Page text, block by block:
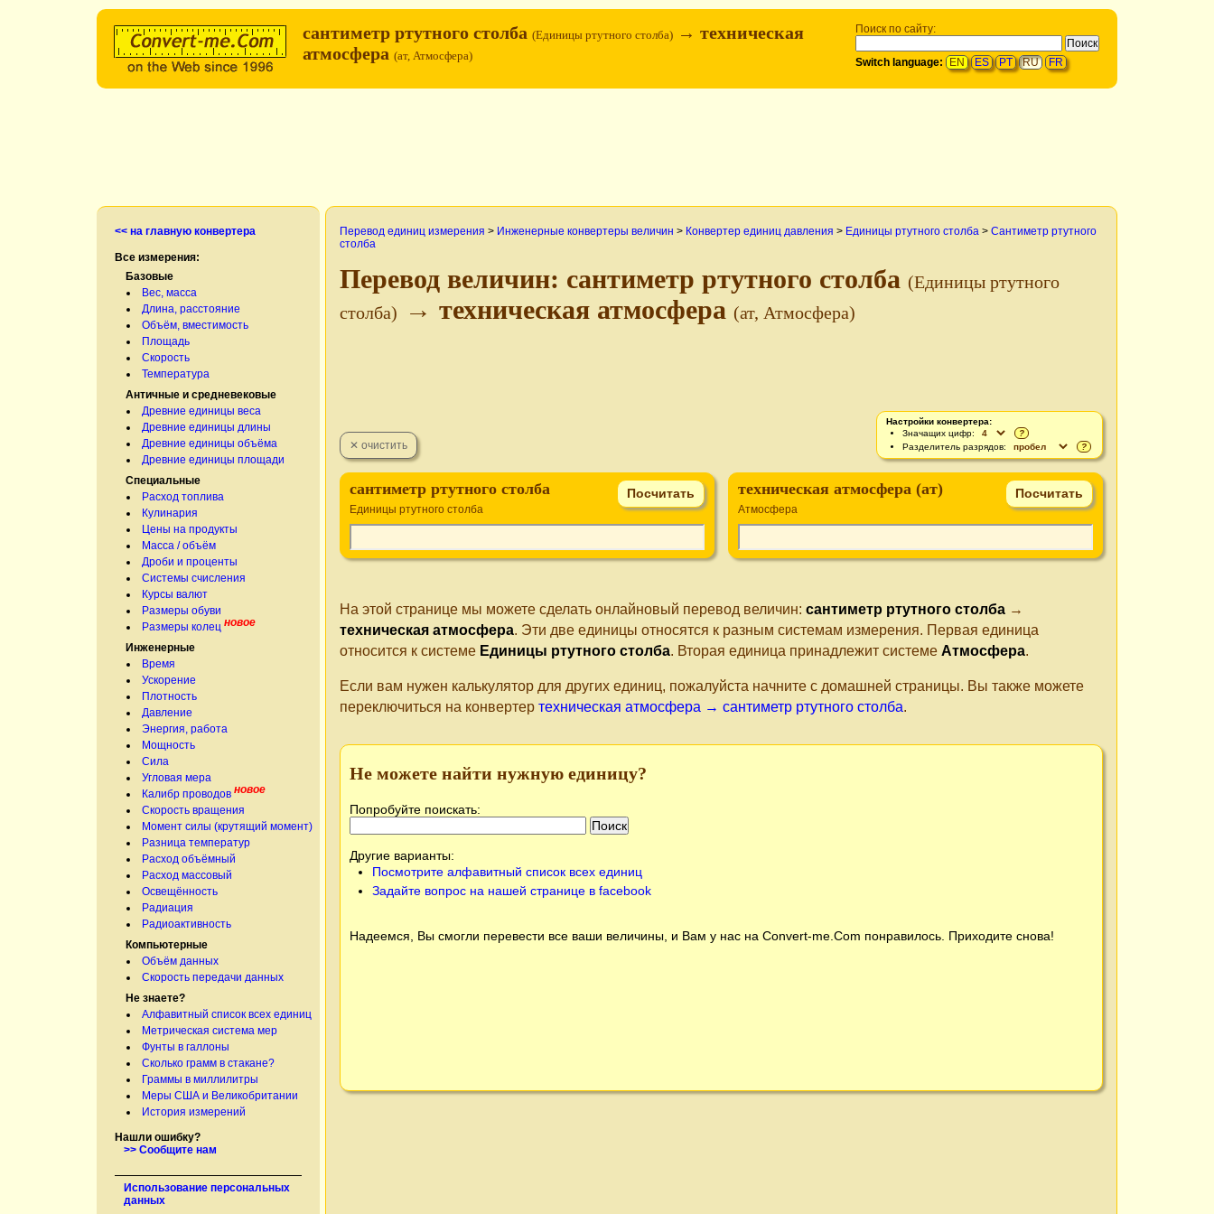
Поиск по сайту:
Switch language: EN ES PT RU FR
сантиметр ртутного столба (Единицы ртутного столба) → техническая
атмосфера (ат, Атмосфера)
<< на главную конвертера
Все измерения:
Базовые
Вес, масса
Длина, расстояние
Объём, вместимость
Площадь
Скорость
Температура
Античные и средневековые
Древние единицы веса
Древние единицы длины
Древние единицы объёма
Древние единицы площади
Специальные
Расход топлива
Кулинария
Цены на продукты
Масса / объём
Дроби и проценты
Системы счисления
Курсы валют
Размеры обуви
Размеры колец новое
Инженерные
Время
Ускорение
Плотность
Давление
Энергия, работа
Мощность
Сила
Угловая мера
Калибр проводов новое
Скорость вращения
Момент силы (крутящий момент)
Разница температур
Расход объёмный
Расход массовый
Освещённость
Радиация
Радиоактивность
Компьютерные
Объём данных
Скорость передачи данных
Не знаете?
Алфавитный список всех единиц
Метрическая система мер
Фунты в галлоны
Сколько грамм в стакане?
Граммы в миллилитры
Меры США и Великобритании
История измерений
Нашли ошибку?
>> Сообщите нам
Использование персональных
данных
Перевод единиц измерения > Инженерные конвертеры величин > Конвертер единиц давления > Единицы ртутного столба > Сантиметр ртутного
столба
Перевод величин: сантиметр ртутного столба (Единицы ртутного
столба)
→ техническая атмосфера (ат, Атмосфера)
Настройки конвертера:
Значащих цифр:
?
Разделитель разрядов:
?
сантиметр ртутного столба
Единицы ртутного столба
техническая атмосфера (ат)
Атмосфера
На этой странице мы можете сделать онлайновый перевод величин: сантиметр ртутного столба →
техническая атмосфера. Эти две единицы относятся к разным системам измерения. Первая единица
относится к системе Единицы ртутного столба. Вторая единица принадлежит системе Атмосфера.
Если вам нужен калькулятор для других единиц, пожалуйста начните с домашней страницы. Вы также можете
переключиться на конвертер техническая атмосфера → сантиметр ртутного столба.
Не можете найти нужную единицу?
Попробуйте поискать:
Другие варианты:
Посмотрите алфавитный список всех единиц
Задайте вопрос на нашей странице в facebook
Надеемся, Вы смогли перевести все ваши величины, и Вам у нас на Convert-me.Com понравилось. Приходите снова!